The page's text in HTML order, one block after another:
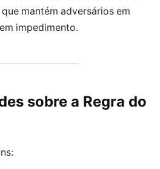
mantém adversários em
impedimento.
sobre a Regra do